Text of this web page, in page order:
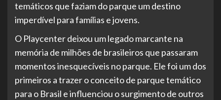
temáticos que faziam do parque um destino
imperdível para famílias e jovens.
O Playcenter deixou um legado marcante na
memória de milhões de brasileiros que passaram
momentos inesquecíveis no parque. Ele foi um dos
primeiros a trazer o conceito de parque temático
para o Brasil e influenciou o surgimento de outros